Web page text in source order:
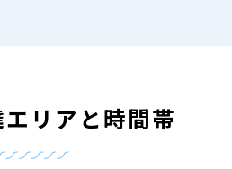
リアと時間帯